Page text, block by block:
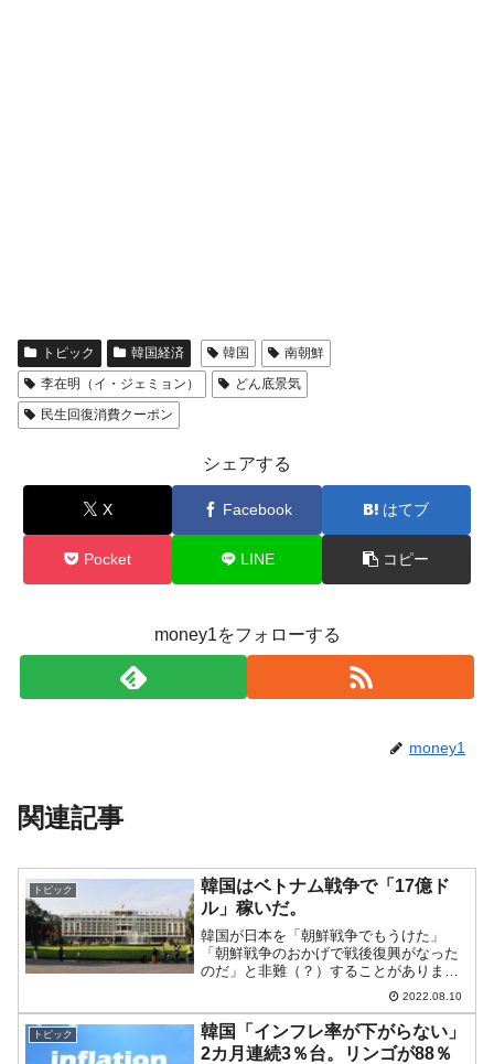
トピック 韓国経済 韓国
南朝鮮
李在明（イ・ジェミョン）
どん底景気
民生回復消費クーポン
シェアする
X Facebook はてブ
Pocket LINE コピー
money1をフォローする
money1
関連記事
トピック
韓国はベトナム戦争で「17億ド
ル」稼いだ。
韓国が日本を「朝鮮戦争でもうけた」
「朝鮮戦争のおかげで戦後復興がなった
のだ」と非難（？）することがありま
す。どういう非難なのかと首をかしげま
すが、要は朝鮮半島が戦争の惨禍に見舞
われていたのに、日本がそれを契機に経
済を復興させたのが気に入らな...
2022.08.10
トピック
韓国「インフレ率が下がらない」
2カ月連続3％台。リンゴが88％